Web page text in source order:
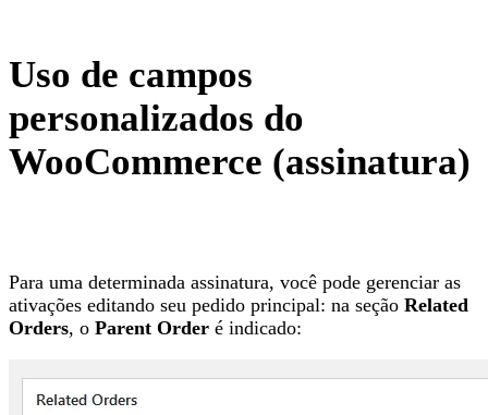
Uso de campos
personalizados do
WooCommerce (assinatura)
Para uma determinada assinatura, você pode gerenciar as
ativações editando seu pedido principal: na seção Related
Orders, o Parent Order é indicado: